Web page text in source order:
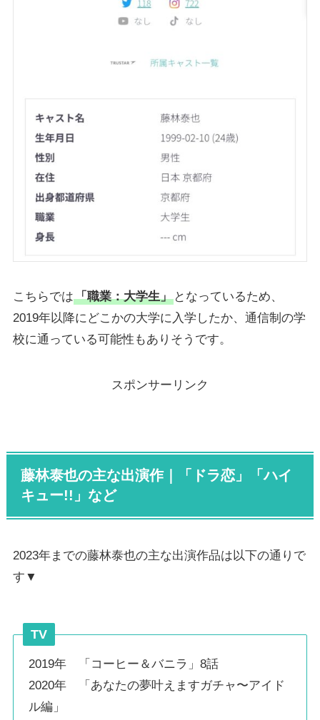
こちらでは「職業：大学生」となっているため、
2019年以降にどこかの大学に入学したか、通信制の学
校に通っている可能性もありそうです。
スポンサーリンク
藤林泰也の主な出演作｜「ドラ恋」「ハイ
キュー!!」など
2023年までの藤林泰也の主な出演作品は以下の通りで
す▼
TV
2019年 「コーヒー＆バニラ」8話
2020年 「あなたの夢叶えますガチャ〜アイド
ル編」